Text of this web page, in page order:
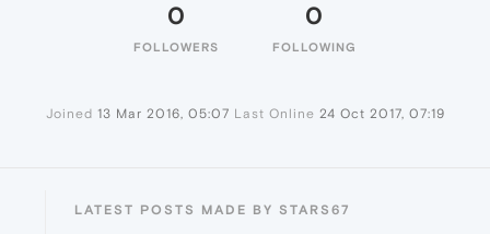
0
FOLLOWERS
0
FOLLOWING
Joined 13 Mar 2016, 05:07 Last Online 24 Oct 2017, 07:19
LATEST POSTS MADE BY STARS67